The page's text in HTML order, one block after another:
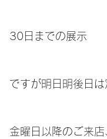
30日までの展示
ですが明日明後日
金曜日以降のご来店